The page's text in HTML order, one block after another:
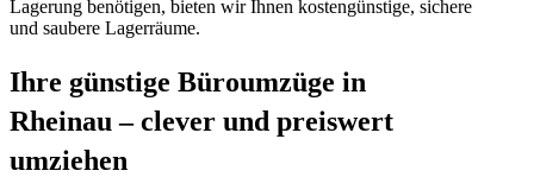
Lagerung benötigen, bieten wir Ihnen kostengünstige, sichere
und saubere Lagerräume.
Ihre günstige Büroumzüge in
Rheinau – clever und preiswert
umziehen